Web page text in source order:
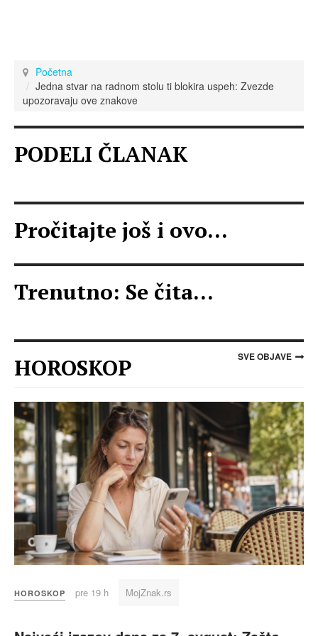
Početna
Jedna stvar na radnom stolu ti blokira uspeh: Zvezde
upozoravaju ove znakove
PODELI ČLANAK
Pročitajte još i ovo...
Trenutno: Se čita...
HOROSKOP SVE OBJAVE
HOROSKOP pre 19 h MojZnak.rs